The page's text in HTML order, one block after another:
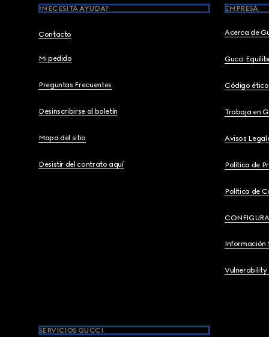
¿NECESITA AYUDA?
Contacto
Mi pedido
Preguntas Frecuentes
Desinscribirse al boletín
Mapa del sitio
Desistir del contrato aquí
EMPRESA
Acerca de
Gucci
Código ético
Trabaja en
Avisos
Política de
Política de
Información
Vulnerability
SERVICIOS GUCCI